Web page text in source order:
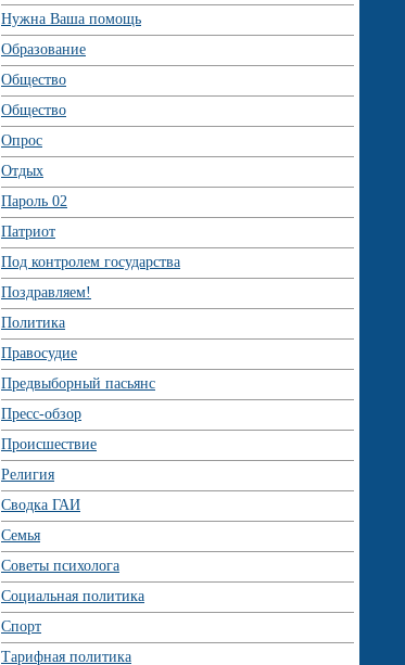
Нужна Ваша помощь
Образование
Общество
Общество
Опрос
Отдых
Пароль 02
Патриот
Под контролем государства
Поздравляем!
Политика
Правосудие
Предвыборный пасьянс
Пресс-обзор
Происшествие
Религия
Сводка ГАИ
Семья
Советы психолога
Социальная политика
Спорт
Тарифная политика